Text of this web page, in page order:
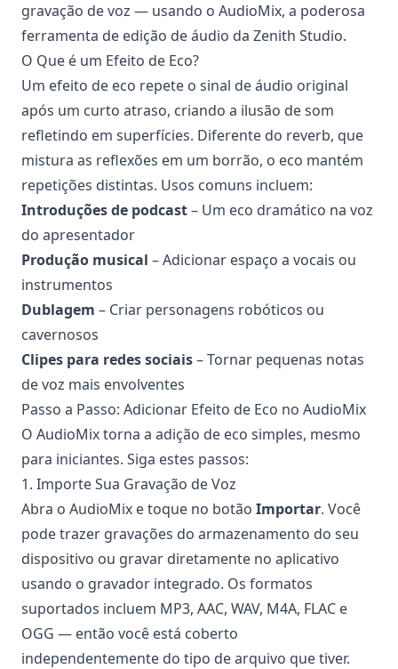
gravação de voz — usando o AudioMix, a poderosa
ferramenta de edição de áudio da Zenith Studio.
O Que é um Efeito de Eco?
Um efeito de eco repete o sinal de áudio original
após um curto atraso, criando a ilusão de som
refletindo em superfícies. Diferente do reverb, que
mistura as reflexões em um borrão, o eco mantém
repetições distintas. Usos comuns incluem:
Introduções de podcast– Um eco dramático na voz
do apresentador
Produção musical – Adicionar espaço a vocais ou
instrumentos
Dublagem – Criar personagens robóticos ou
cavernosos
Clipes para redes sociais– Tornar pequenas notas
de voz mais envolventes
Passo a Passo: Adicionar Efeito de Eco no AudioMix
O AudioMix torna a adição de eco simples, mesmo
para iniciantes. Siga estes passos:
1. Importe Sua Gravação de Voz
Abra o AudioMix e toque no botão Importar. Você
pode trazer gravações do armazenamento do seu
dispositivo ou gravar diretamente no aplicativo
usando o gravador integrado. Os formatos
suportados incluem MP3, AAC, WAV, M4A, FLAC e
OGG — então você está coberto
independentemente do tipo de arquivo que tiver.